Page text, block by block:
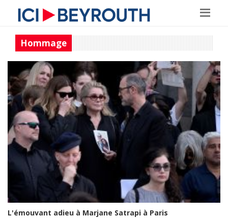
Hommage
L'émouvant adieu à Marjane Satrapi à Paris